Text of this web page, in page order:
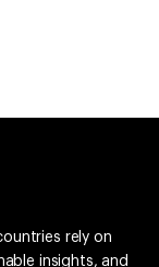
rely on
insights, and